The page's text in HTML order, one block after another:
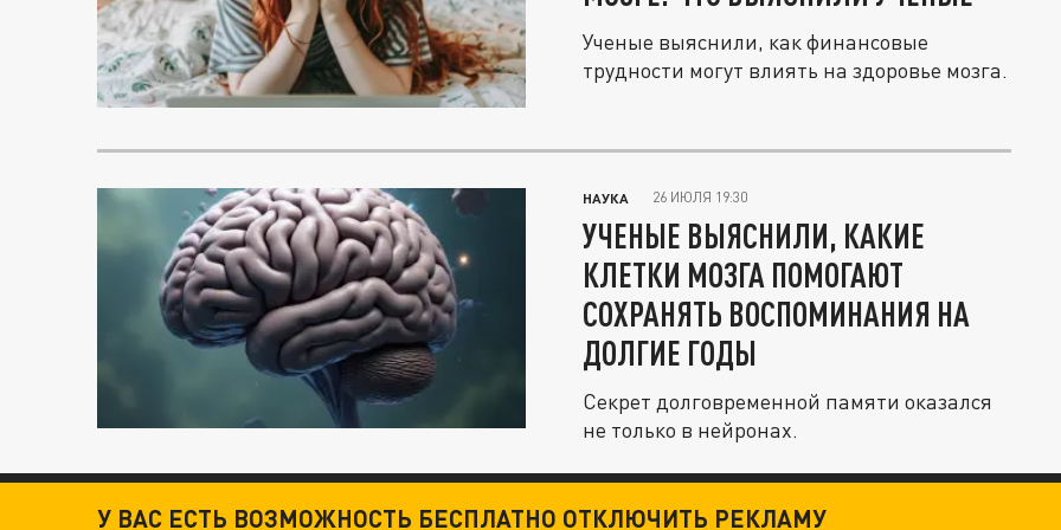
Ученые выяснили, как финансовые
трудности могут влиять на здоровье мозга.
НАУКА 26 ИЮЛЯ 19:30
УЧЕНЫЕ ВЫЯСНИЛИ, КАКИЕ
КЛЕТКИ МОЗГА ПОМОГАЮТ
СОХРАНЯТЬ ВОСПОМИНАНИЯ НА
ДОЛГИЕ ГОДЫ
Секрет долговременной памяти оказался
не только в нейронах.
У ВАС ЕСТЬ ВОЗМОЖНОСТЬ БЕСПЛАТНО ОТКЛЮЧИТЬ РЕКЛАМУ